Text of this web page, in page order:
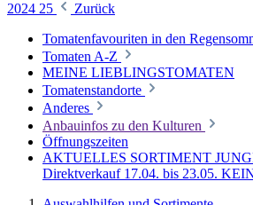
2024 25
Zurück
Tomatenfavouriten in den
Tomaten A-Z
MEINE LIEBLINGSTOMATEN
Tomatenstandorte
Anderes
Anbauinfos zu den Kulturen
Öffnungszeiten
AKTUELLES SORTIMENT
Direktverkauf 17.04. bis 23.05.